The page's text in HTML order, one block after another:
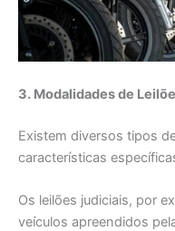
3. Modalidades de
Existem diversos tipos
características
Os leilões judiciais, por
veículos apreendidos